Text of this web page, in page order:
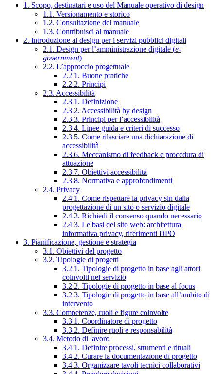
1. Scopo, destinatari e uso del Manuale operativo di design
1.1. Versionamento e storico
1.2. Consultazione del manuale
1.3. Contribuisci al manuale
2. Introduzione al design per i servizi pubblici digitali
2.1. Design per l’amministrazione digitale (e-
government)
2.2. L’approccio progettuale
2.2.1. Buone pratiche
2.2.2. Principi
2.3. Accessibilità
2.3.1. Definizione
2.3.2. Accessibilità by design
2.3.3. Principi per l’accessibilità
2.3.4. Linee guida e criteri di successo
2.3.5. Come rilasciare una dichiarazione di
accessibilità
2.3.6. Meccanismo di feedback e procedura di
attuazione
2.3.7. Obiettivi accessibilità
2.3.8. Normativa e approfondimenti
2.4. Privacy
2.4.1. Come rispettare la privacy sin dalla
progettazione di un sito o servizio digitale
2.4.2. Richiedi il consenso quando necessario
2.4.3. Le basi del sito web: architettura,
informativa privacy, riferimenti DPO
3. Pianificazione, gestione e strategia
3.1. Obiettivi del progetto
3.2. Tipologie di progetti
3.2.1. Tipologie di progetto in base agli attori
coinvolti nel servizio
3.2.2. Tipologie di progetto in base al focus
3.2.3. Tipologie di progetto in base all’ambito di
intervento
3.3. Competenze, ruoli e figure coinvolte
3.3.1. Coordinatore di progetto
3.3.2. Definire ruoli e responsabilità
3.4. Metodo di lavoro
3.4.1. Definire processi, strumenti e rituali
3.4.2. Curare la documentazione di progetto
3.4.3. Organizzare tavoli tecnici collaborativi